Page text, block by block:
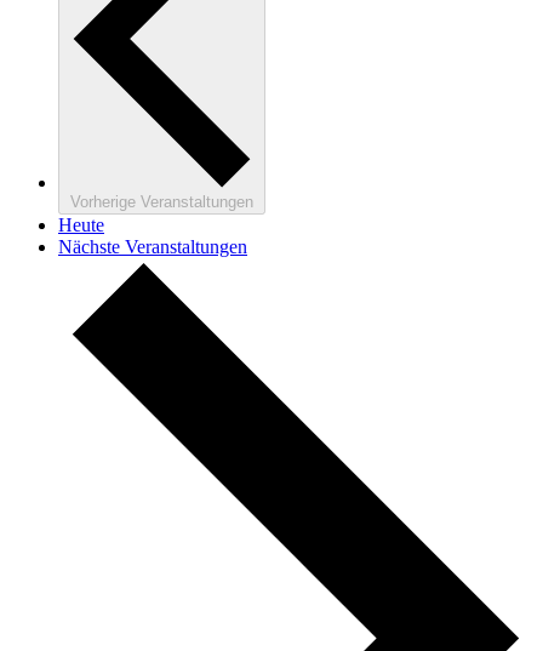
Vorherige Veranstaltungen
Heute
Nächste Veranstaltungen